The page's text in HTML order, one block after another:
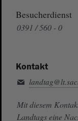
Besucherdienst
0391 / 560 - 0
Kontakt
Mit diesem
Landtags eine